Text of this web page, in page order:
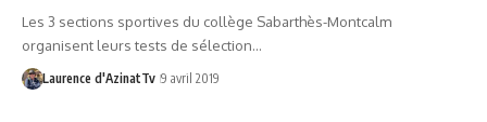
Les 3 sections sportives du collège Sabarthès-Montcalm
organisent leurs tests de sélection…
Laurence d'AzinatTv 9 avril 2019